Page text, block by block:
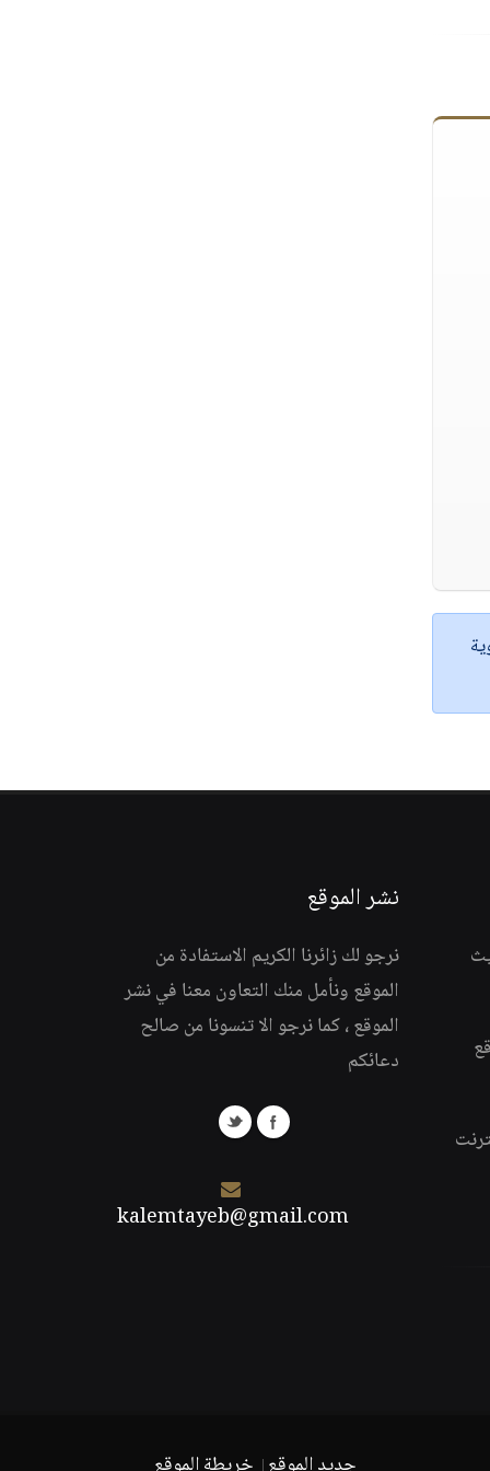
نشر الموقع
نرجو لك زائرنا الكريم الاستفادة من
الموقع ونأمل منك التعاون معنا في نشر
الموقع ، كما نرجو الا تنسونا من صالح
دعائكم
kalemtayeb@gmail.com